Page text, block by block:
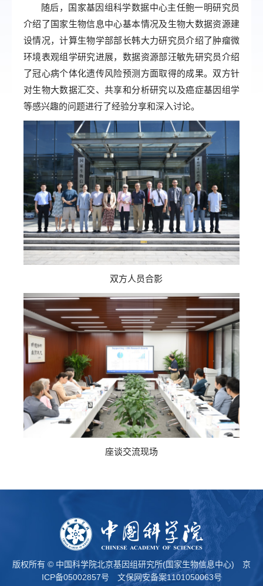
随后，国家基因组科学数据中心主任鲍一明研究员
介绍了国家生物信息中心基本情况及生物大数据资源建
设情况，计算生物学部部长韩大力研究员介绍了肿瘤微
环境表观组学研究进展，数据资源部汪敏先研究员介绍
了冠心病个体化遗传风险预测方面取得的成果。双方针
对生物大数据汇交、共享和分析研究以及癌症基因组学
等感兴趣的问题进行了经验分享和深入讨论。
双方人员合影
座谈交流现场
版权所有 © 中国科学院北京基因组研究所(国家生物信息中心) 京
ICP备05002857号
文保网安备案1101050063号